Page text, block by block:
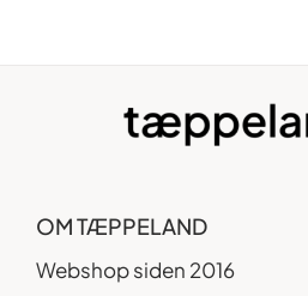
OM TÆPPELAND
Webshop siden 2016